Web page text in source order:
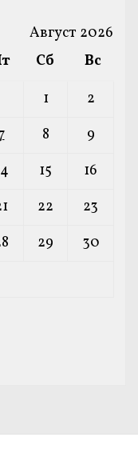
Август 2026
Сб
Вс
1
2
8
9
15
16
22
23
29
30